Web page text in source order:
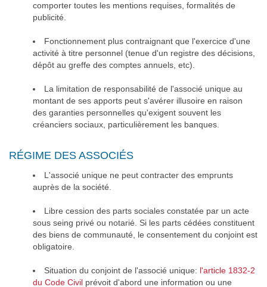
comporter toutes les mentions requises, formalités de
publicité.
Fonctionnement plus contraignant que l'exercice d'une
activité à titre personnel (tenue d'un registre des décisions,
dépôt au greffe des comptes annuels, etc).
La limitation de responsabilité de l'associé unique au
montant de ses apports peut s'avérer illusoire en raison
des garanties personnelles qu'exigent souvent les
créanciers sociaux, particulièrement les banques.
RÉGIME DES ASSOCIÉS
L'associé unique ne peut contracter des emprunts
auprès de la société.
Libre cession des parts sociales constatée par un acte
sous seing privé ou notarié. Si les parts cédées constituent
des biens de communauté, le consentement du conjoint est
obligatoire.
Situation du conjoint de l'associé unique: l'article 1832-2
du Code Civil prévoit d'abord une information ou une